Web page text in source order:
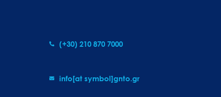
(+30) 210 870 7000
info[at symbol]gnto.gr